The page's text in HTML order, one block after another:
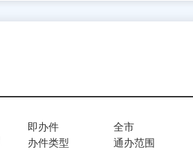
即办件
办件类型
全市
通办范围